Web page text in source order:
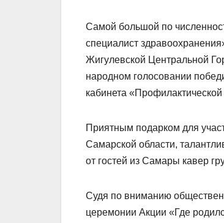
Самой большой по
специалист
Жигулевской Центральной
народном голосовании
кабинета
Приятным подарком для
Самарской области,
от гостей из Самары кавер
Судя по вниманию
церемонии Акции «Где